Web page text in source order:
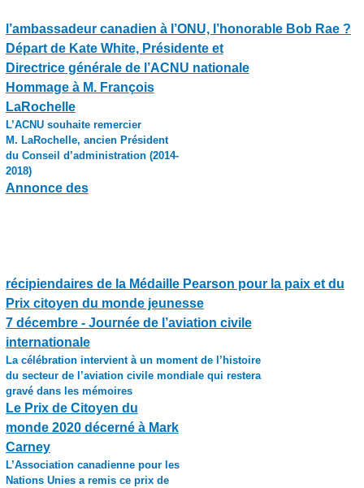
l’ambassadeur canadien à l’ONU, l’honorable Bob Rae ?
Départ de Kate White, Présidente et
Directrice générale de l’ACNU nationale
Hommage à M. François
LaRochelle
L’ACNU souhaite remercier
M. LaRochelle, ancien Président
du Conseil d’administration (2014-
2018)
Annonce des
récipiendaires de la Médaille Pearson pour la paix et du
Prix citoyen du monde jeunesse
7 décembre - Journée de l’aviation civile
internationale
La célébration intervient à un moment de l’histoire
du secteur de l’aviation civile mondiale qui restera
gravé dans les mémoires
Le Prix de Citoyen du
monde 2020 décerné à Mark
Carney
L’Association canadienne pour les
Nations Unies a remis ce prix de